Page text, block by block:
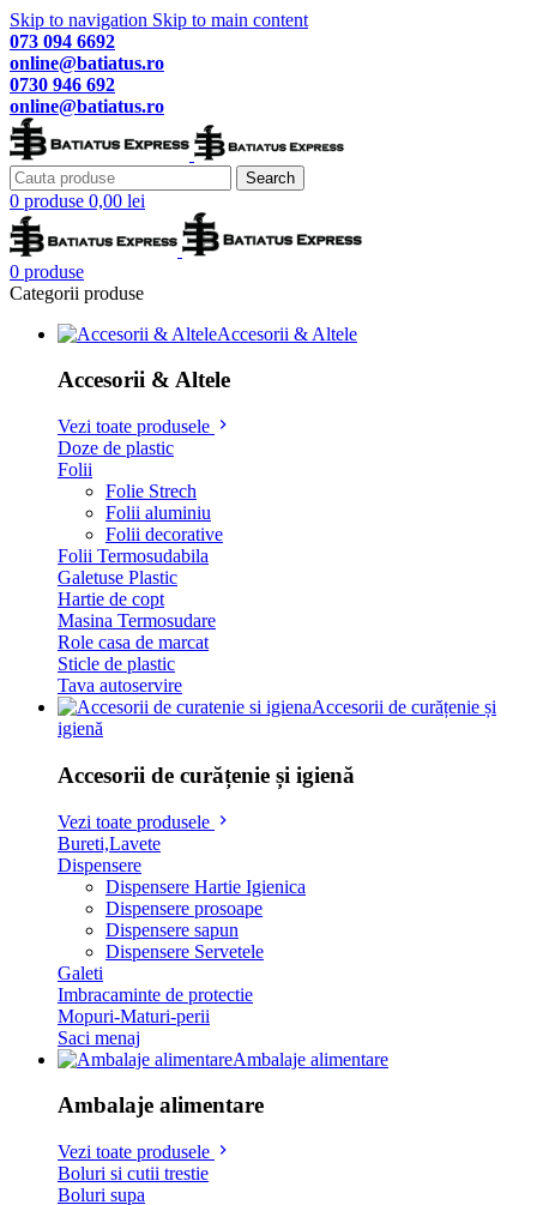
Skip to navigation Skip to main content
073 094 6692
online@batiatus.ro
0730 946 692
online@batiatus.ro
Search
0 produse 0,00 lei
0 produse
Categorii produse
Accesorii & Altele
Accesorii & Altele
Vezi toate produsele
Doze de plastic
Folii
Folie Strech
Folii aluminiu
Folii decorative
Folii Termosudabila
Galetuse Plastic
Hartie de copt
Masina Termosudare
Role casa de marcat
Sticle de plastic
Tava autoservire
Accesorii de curățenie și
igienă
Accesorii de curățenie și igienă
Vezi toate produsele
Bureti,Lavete
Dispensere
Dispensere Hartie Igienica
Dispensere prosoape
Dispensere sapun
Dispensere Servetele
Galeti
Imbracaminte de protectie
Mopuri-Maturi-perii
Saci menaj
Ambalaje alimentare
Ambalaje alimentare
Vezi toate produsele
Boluri si cutii trestie
Boluri supa